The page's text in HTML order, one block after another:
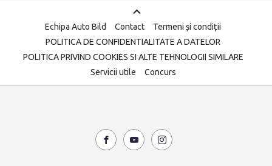
Echipa Auto Bild Contact
Termeni și condiții
POLITICA DE CONFIDENTIALITATE A DATELOR
POLITICA PRIVIND COOKIES SI ALTE TEHNOLOGII SIMILARE
Servicii utile
Concurs